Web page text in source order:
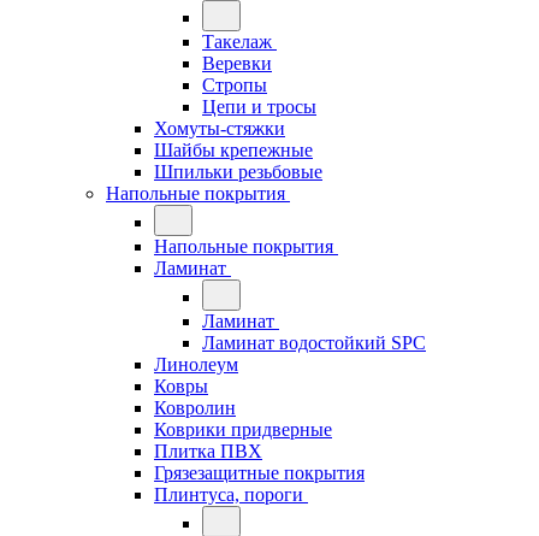
Такелаж
Веревки
Стропы
Цепи и тросы
Хомуты-стяжки
Шайбы крепежные
Шпильки резьбовые
Напольные покрытия
Напольные покрытия
Ламинат
Ламинат
Ламинат водостойкий SPC
Линолеум
Ковры
Ковролин
Коврики придверные
Плитка ПВХ
Грязезащитные покрытия
Плинтуса, пороги